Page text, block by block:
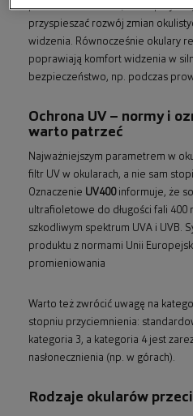
promieni UVA i UVB, które przy
przyspieszać rozwój zmian
widzenia. Równocześnie okulary
poprawiają komfort widzenia w
bezpieczeństwo, np. podczas
Ochrona UV – normy i
warto patrzeć
Najważniejszym parametrem w
filtr UV w okularach, a nie sam
Oznaczenie UV400informuje, że
ultrafioletowe do długości fali 400
szkodliwym spektrum UVA i UVB.
produktu z normami Unii
promieniowania
Warto też zwrócić uwagę na
stopniu przyciemnienia:
kategoria 3, a kategoria 4 jest
nasłonecznienia (np. w górach).
Rodzaje okularów